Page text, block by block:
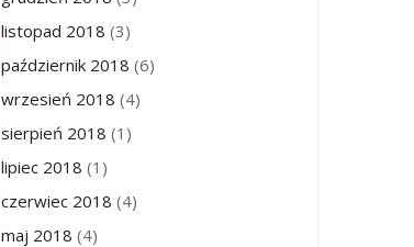
listopad 2018 (3)
październik 2018 (6)
wrzesień 2018 (4)
sierpień 2018 (1)
lipiec 2018 (1)
czerwiec 2018 (4)
maj 2018 (4)